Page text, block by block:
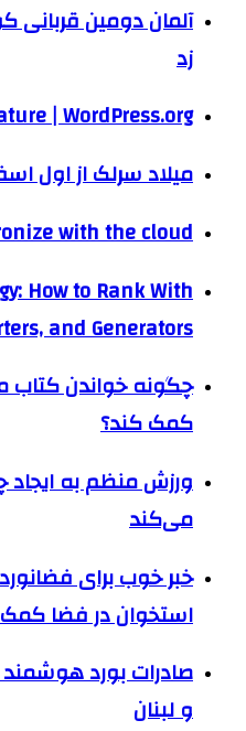
آلمان دومین قربانی
زد
| WordPress.org
میلاد سرلک از اول
with the cloud
How to Rank With
and Generators
چگونه خواندن کتاب
کمک کند؟
ورزش منظم به
می‌کند
خبر خوب برای
استخوان در فضا
صادرات بورد هوشمند
و لبنان